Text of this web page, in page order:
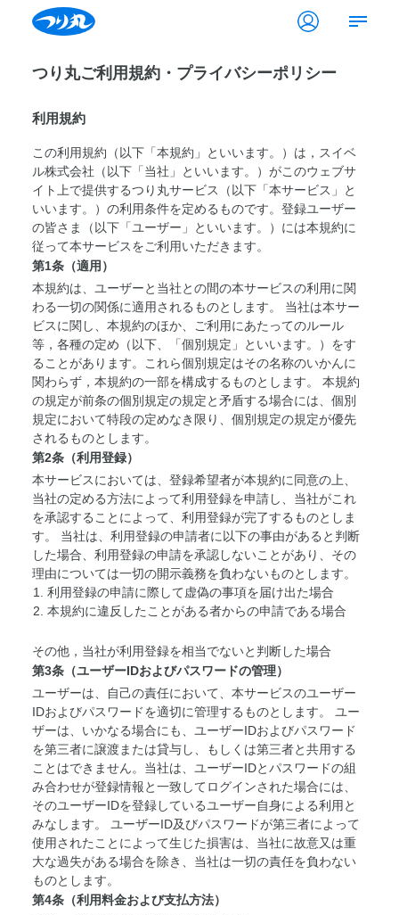
つり丸ご利用規約・プライバシーポリシー
利用規約
この利用規約（以下「本規約」といいます。）は，スイベ
ル株式会社（以下「当社」といいます。）がこのウェブサ
イト上で提供するつり丸サービス（以下「本サービス」と
いいます。）の利用条件を定めるものです。登録ユーザー
の皆さま（以下「ユーザー」といいます。）には本規約に
従って本サービスをご利用いただきます。
第1条（適用）
本規約は、ユーザーと当社との間の本サービスの利用に関
わる一切の関係に適用されるものとします。 当社は本サー
ビスに関し、本規約のほか、ご利用にあたってのルール
等，各種の定め（以下、「個別規定」といいます。）をす
ることがあります。これら個別規定はその名称のいかんに
関わらず，本規約の一部を構成するものとします。 本規約
の規定が前条の個別規定の規定と矛盾する場合には、個別
規定において特段の定めなき限り、個別規定の規定が優先
されるものとします。
第2条（利用登録）
本サービスにおいては、登録希望者が本規約に同意の上、
当社の定める方法によって利用登録を申請し、当社がこれ
を承認することによって、利用登録が完了するものとしま
す。 当社は、利用登録の申請者に以下の事由があると判断
した場合、利用登録の申請を承認しないことがあり、その
理由については一切の開示義務を負わないものとします。
利用登録の申請に際して虚偽の事項を届け出た場合
本規約に違反したことがある者からの申請である場合
その他，当社が利用登録を相当でないと判断した場合
第3条（ユーザーIDおよびパスワードの管理）
ユーザーは、自己の責任において、本サービスのユーザー
IDおよびパスワードを適切に管理するものとします。 ユー
ザーは、いかなる場合にも、ユーザーIDおよびパスワード
を第三者に譲渡または貸与し、もしくは第三者と共用する
ことはできません。当社は、ユーザーIDとパスワードの組
み合わせが登録情報と一致してログインされた場合には、
そのユーザーIDを登録しているユーザー自身による利用と
みなします。 ユーザーID及びパスワードが第三者によって
使用されたことによって生じた損害は、当社に故意又は重
大な過失がある場合を除き、当社は一切の責任を負わない
ものとします。
第4条（利用料金および支払方法）